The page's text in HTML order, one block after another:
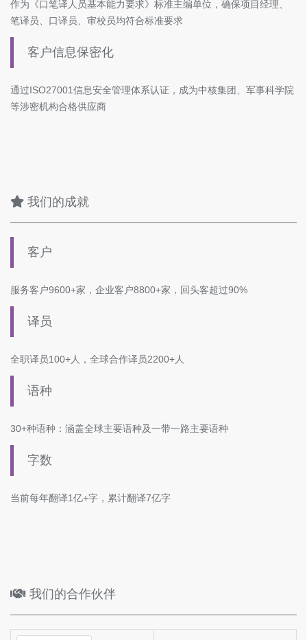
作为《口笔译人员基本能力要求》标准主编单位，确保项目经理、
笔译员、口译员、审校员均符合标准要求
客户信息保密化
通过ISO27001信息安全管理体系认证，成为中核集团、军事科学院
等涉密机构合格供应商
我们的成就
客户
服务客户9600+家，企业客户8800+家，回头客超过90%
译员
全职译员100+人，全球合作译员2200+人
语种
30+种语种：涵盖全球主要语种及一带一路主要语种
字数
当前每年翻译1亿+字，累计翻译7亿字
我们的合作伙伴